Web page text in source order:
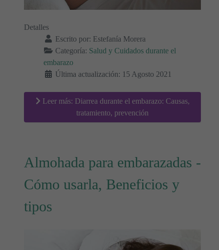
Detalles
Escrito por: Estefanía Morera
Categoría: Salud y Cuidados durante el
embarazo
Última actualización: 15 Agosto 2021
Leer más: Diarrea durante el embarazo: Causas,
tratamiento, prevención
Almohada para embarazadas -
Cómo usarla, Beneficios y
tipos